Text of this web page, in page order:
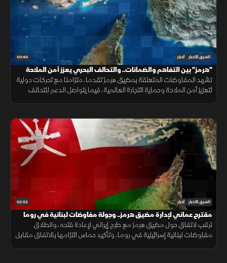
50:40 الشرق للأخبار أخبار
"هرمز" بين التفاهم والضمانات.. والتحالف البحري يعزز أمن الملاحة
تشهد المفاوضات المتعلقة بمضيق هرمز تقدما، متزامنا مع تحركات دولية
لتعزيز أمن الملاحة وحماية التجارة العالمية، فيما يتواصل الدعم للتحالف
52:52 الشرق للأخبار أخبار
مقترح عماني لإدارة مضيق هرمز.. وجولة مفاوضات لبنانية في روما
ترقب لاتفاق حول مضيق هرمز مع طرح إيراني لإعادة فتحه، وانطلاق
مفاوضات لبنانية إسرائيلية في روما، وتأكيد حماس التزامها بالاتفاق مقابل